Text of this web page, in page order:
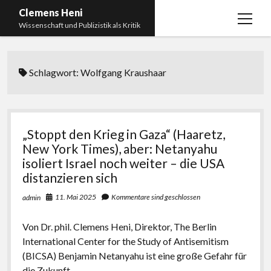
Clemens Heni
Wissenschaft und Publizistik als Kritik
Menü
Kontakt
öffnen
Politik?
2023: Pandemic Turn – Antisemitismusforschung
und Corona
2021: Die unheilbar Gesunden. Ein intellektuelles
Apartheid
2018: Der Komplex Antisemitismus. Dumpf und
gebildet, christlich, muslimisch, lechts, rinks,
Edition Critic
BICSA
Schlagwort:Wolfgang Kraushaar
„Stoppt den Krieg in Gaza“ (Haaretz,
New York Times), aber: Netanyahu
isoliert Israel noch weiter – die USA
distanzieren sich
admin 11. Mai 2025 Kommentare sind geschlossen
Von Dr. phil. Clemens Heni, Direktor, The Berlin
International Center for the Study of Antisemitism
(BICSA) Benjamin Netanyahu ist eine große Gefahr für